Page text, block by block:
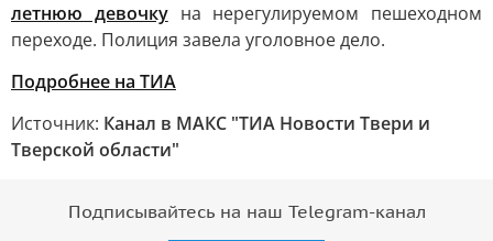
летнюю девочкуна нерегулируемом пешеходном
переходе. Полиция завела уголовное дело.
Подробнее на ТИА
Источник: Канал в МАКС "ТИА Новости Твери и
Тверской области"
Подписывайтесь на наш Telegram-канал